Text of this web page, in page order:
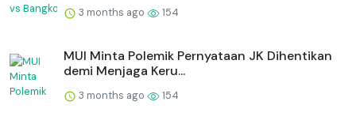
3 months ago 154
MUI Minta Polemik Pernyataan JK Dihentikan
demi Menjaga Keru...
3 months ago 154